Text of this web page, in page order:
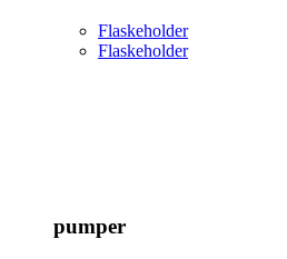
Flaskeholder
Flaskeholder
pumper